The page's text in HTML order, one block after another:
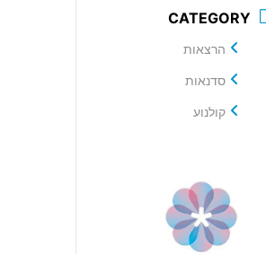
CATEGORY
הרצאות
סדנאות
קולנוע